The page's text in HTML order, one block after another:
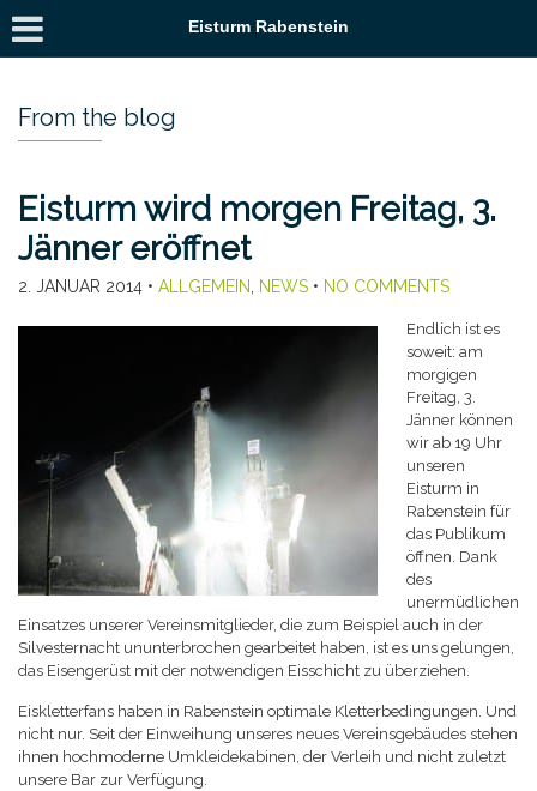
Eisturm Rabenstein
From the blog
Eisturm wird morgen Freitag, 3.
Jänner eröffnet
2. JANUAR 2014 • ALLGEMEIN NEWS • NO COMMENTS
Endlich ist es
soweit: am
morgigen
Freitag, 3.
Jänner können
wir ab 19 Uhr
unseren
Eisturm in
Rabenstein für
das Publikum
öffnen. Dank
des
unermüdlichen
Einsatzes unserer Vereinsmitglieder, die zum Beispiel auch in der
Silvesternacht ununterbrochen gearbeitet haben, ist es uns gelungen,
das Eisengerüst mit der notwendigen Eisschicht zu überziehen.
Eiskletterfans haben in Rabenstein optimale Kletterbedingungen. Und
nicht nur. Seit der Einweihung unseres neues Vereinsgebäudes stehen
ihnen hochmoderne Umkleidekabinen, der Verleih und nicht zuletzt
unsere Bar zur Verfügung.